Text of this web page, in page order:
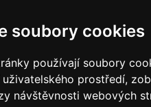
soubory cookies
používají soubory
prostředí,
návštěvnosti webových
(více informací
Elektronická
posta@msmtgov cz